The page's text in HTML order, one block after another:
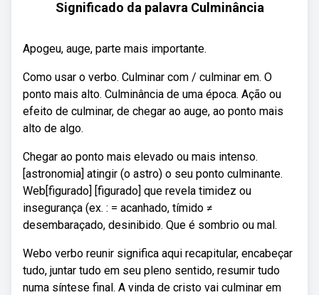
Significado da palavra Culminância
Apogeu, auge, parte mais importante.
Como usar o verbo. Culminar com / culminar em. O
ponto mais alto. Culminância de uma época. Ação ou
efeito de culminar, de chegar ao auge, ao ponto mais
alto de algo.
Chegar ao ponto mais elevado ou mais intenso.
[astronomia] atingir (o astro) o seu ponto culminante.
Web[figurado] [figurado] que revela timidez ou
insegurança (ex. : = acanhado, tímido ≠
desembaraçado, desinibido. Que é sombrio ou mal.
Webo verbo reunir significa aqui recapitular, encabeçar
tudo, juntar tudo em seu pleno sentido, resumir tudo
numa síntese final. A vinda de cristo vai culminar em